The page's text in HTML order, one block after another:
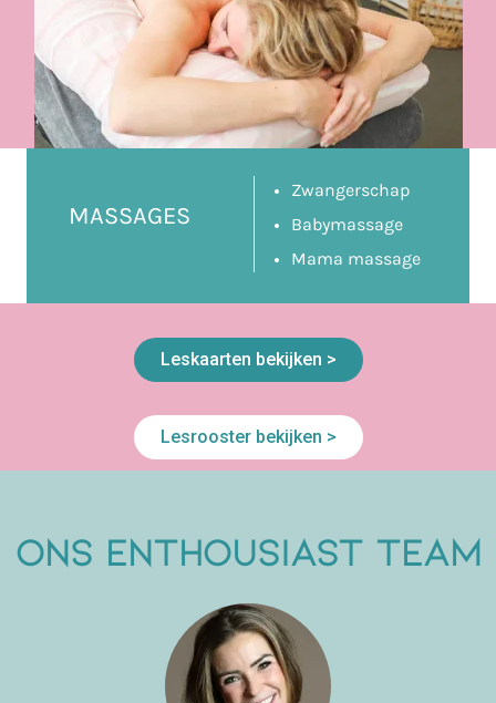
MASSAGES
Zwangerschap
Babymassage
Mama massage
Leskaarten bekijken >
Lesrooster bekijken >
ONS ENTHOUSIAST TEAM